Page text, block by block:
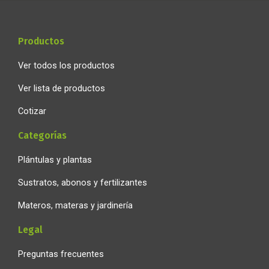
Productos
Ver todos los productos
Ver lista de productos
Cotizar
Categorías
Plántulas y plantas
Sustratos, abonos y fertilizantes
Materos, materas y jardinería
Legal
Preguntas frecuentes